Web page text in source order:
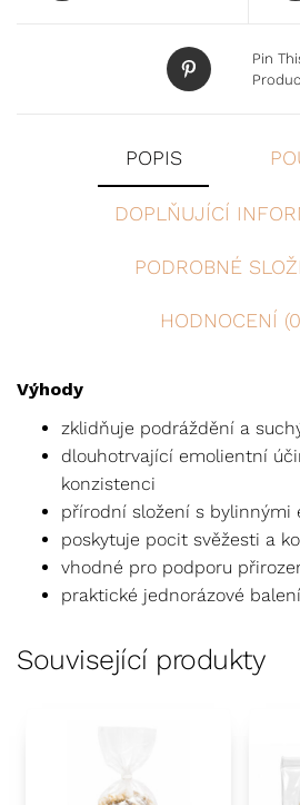
Pin
POPIS
DOPLŇUJÍCÍ
PODROBNÉ
HODNOCENÍ
Výhody
zklidňuje podráždění a
dlouhotrvající emolientní
konzistenci
přírodní složení s bylinnými
poskytuje pocit svěžesti a
vhodné pro podporu
praktické jednorázové balení
Související produkty